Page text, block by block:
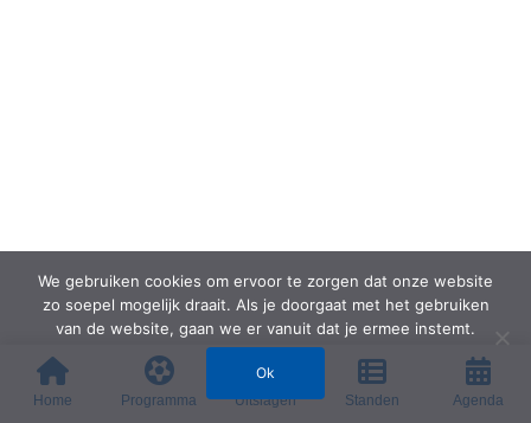
Home Programma Uitslagen Standen Agenda
We gebruiken cookies om ervoor te zorgen dat onze website
zo soepel mogelijk draait. Als je doorgaat met het gebruiken
van de website, gaan we er vanuit dat je ermee instemt.
Ok